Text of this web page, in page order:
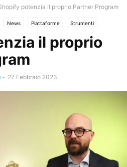
potenzia il proprio Partner Program
News Piattaforme Strumenti
il proprio
- 27 Febbraio 2023